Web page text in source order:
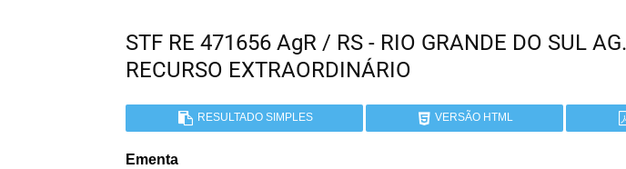
STF RE 471656 AgR / RS - RIO GRANDE DO SUL
RECURSO EXTRAORDINÁRIO
RESULTADO SIMPLES VERSÃO HTML
Ementa